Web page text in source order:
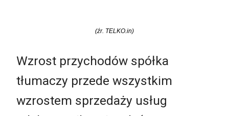
(źr. TELKO.in)
Wzrost przychodów spółka
tłumaczy przede wszystkim
wzrostem sprzedaży usług